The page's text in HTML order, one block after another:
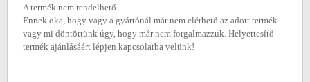
A termék nem rendelhető.
Ennek oka, hogy vagy a gyártónál már nem elérhető az adott termék
vagy mi döntöttünk úgy, hogy már nem forgalmazzuk. Helyettesítő
termék ajánlásáért lépjen kapcsolatba velünk!